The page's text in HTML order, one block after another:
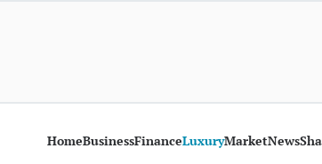
HomeBusinessFinanceLuxuryMarketNews